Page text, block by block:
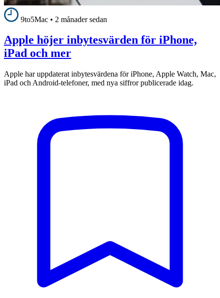
9to5Mac • 2 månader sedan
Apple höjer inbytesvärden för iPhone,
iPad och mer
Apple har uppdaterat inbytesvärdena för iPhone, Apple Watch, Mac,
iPad och Android-telefoner, med nya siffror publicerade idag.